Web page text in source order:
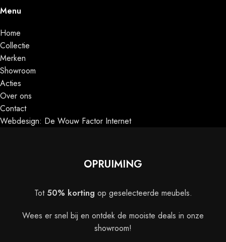
Menu
Home
Collectie
Merken
Showroom
Acties
Over ons
Contact
Webdesign: De Wouw Factor Internet
OPRUIMING
Tot 50% korting op geselecteerde meubels.
Wees er snel bij en ontdek de mooiste deals in onze
showroom!